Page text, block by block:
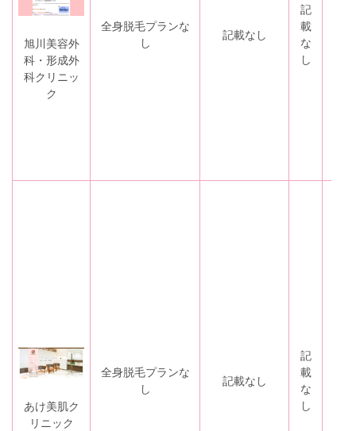
旭川美容外
科・形成外
科クリニッ
ク
全身脱毛プランな
し
記載なし
記
載
な
し
あけ美肌ク
リニック
全身脱毛プランな
し
記載なし
記
載
な
し